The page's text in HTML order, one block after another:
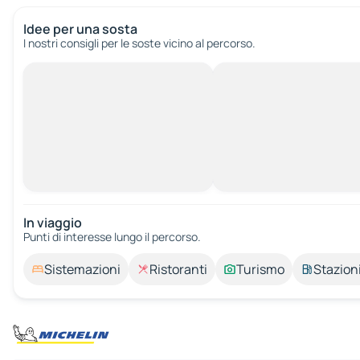
Idee per una sosta
I nostri consigli per le soste vicino al percorso.
In viaggio
Punti di interesse lungo il percorso.
Sistemazioni Ristoranti Turismo